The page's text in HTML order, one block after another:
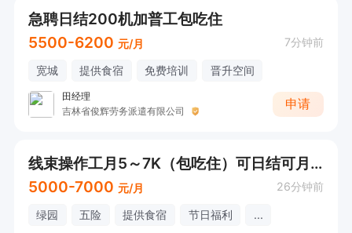
急聘日结200机加普工包吃住
5500-6200 元/月 7分钟前
宽城 提供食宿 免费培训 晋升空间
田经理
吉林省俊辉劳务派遣有限公司
申请
线束操作工月5～7K（包吃住）可日结可月结
5000-7000 元/月 26分钟前
绿园 五险 提供食宿 节日福利 ...